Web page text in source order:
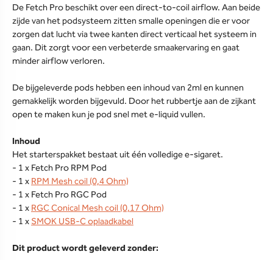
De Fetch Pro beschikt over een direct-to-coil airflow. Aan beide
zijde van het podsysteem zitten smalle openingen die er voor
zorgen dat lucht via twee kanten direct verticaal het systeem in
gaan. Dit zorgt voor een verbeterde smaakervaring en gaat
minder airflow verloren.
De bijgeleverde pods hebben een inhoud van 2ml en kunnen
gemakkelijk worden bijgevuld. Door het rubbertje aan de zijkant
open te maken kun je pod snel met e-liquid vullen.
Inhoud
Het starterspakket bestaat uit één volledige e-sigaret.
- 1 x Fetch Pro RPM Pod
- 1 xRPM Mesh coil (0,4 Ohm)
- 1 x Fetch Pro RGC Pod
- 1 xRGC Conical Mesh coil (0,17 Ohm)
- 1 xSMOK USB-C oplaadkabel
Dit product wordt geleverd zonder: